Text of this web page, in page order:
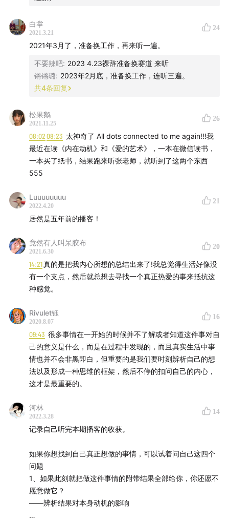
期待一个救世主，而闭着眼睛进入一段感情，最后非常受伤
非常珍贵的人生经验，也算是叫醒了我吧。
己。也非常同意张老师说的，问题是一个思考的引导，有时
候没有答案也没有关系，重要的是和内心沟通。虽然有时还
是会感到遗憾，为什么过去的自己不能早一点认识到内心的
的分享帮助了解自己😂😂😂 这集超棒，五颗星推荐～
白掌
2021.3.21
24
2021年3月了，准备换工作，再来听一遍。
不要辣吧: 2023 4.23裸辞准备换赛道 来听
锵锵璐: 2023年2月底，准备换工作，连听三遍。
共4条回复
松果鹅
2021.11.25
26
08:0208:23 太神奇了 All dots connected to me again!!!我
最近在读《内在动机》和《爱的艺术》，一本在微信读书，
一本买了纸书，结果跑来听张老师，就听到了这两个东西
555
Luuuuuuuu
2022.4.20
21
居然是五年前的播客！
竟然有人叫呆胶布
2021.6.30
20
14:21真的是把我内心所想的总结出来了!我总觉得生活好像没
有一个支点，然后就总想去寻找一个真正热爱的事来抵抗这
种感觉。
Rivulet钰
2020.8.07
16
09:43 很多事情在一开始的时候并不了解或者知道这件事对自
己的意义是什么，而是在过程中发现的，而且真实生活中事
情也并不会非黑即白，但重要的是我们要时刻辨析自己的想
法以及形成一种思维的框架，然后不停的扣问自己的内心，
这才是最重要的。
河林
2022.3.28
14
记录自己听完本期播客的收获。
如果你想找到自己真正想做的事情，可以试着问自己这四个
问题
1、如果此刻就把做这件事情的附带结果全部给你，你还愿不
愿意做它？
——辨析结果对本身动机的影响